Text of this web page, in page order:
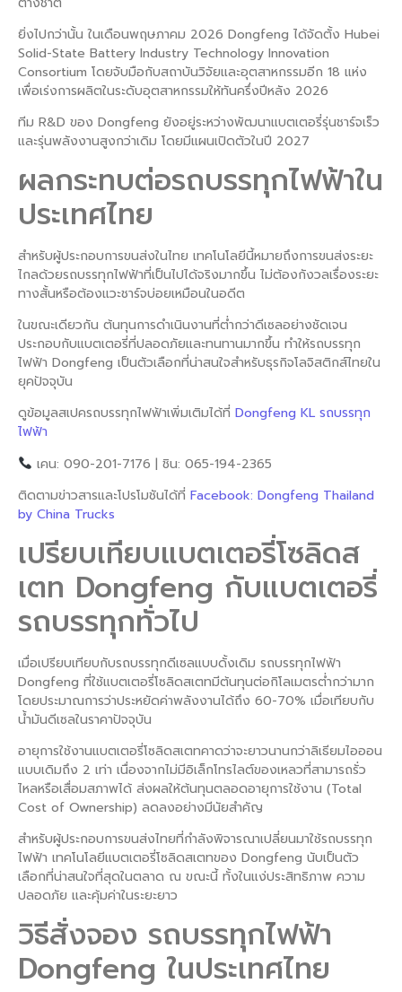
ยิ่งไปกว่านั้น ในเดือนพฤษภาคม 2026 Dongfeng ได้จัดตั้ง Hubei
Solid-State Battery Industry Technology Innovation
Consortium โดยจับมือกับสถาบันวิจัยและอุตสาหกรรมอีก 18 แห่ง
เพื่อเร่งการผลิตในระดับอุตสาหกรรมให้ทันครึ่งปีหลัง 2026
ทีม R&D ของ Dongfeng ยังอยู่ระหว่างพัฒนาแบตเตอรี่รุ่นชาร์จเร็ว
และรุ่นพลังงานสูงกว่าเดิม โดยมีแผนเปิดตัวในปี 2027
ผลกระทบต่อรถบรรทุกไฟฟ้าใน
ประเทศไทย
สำหรับผู้ประกอบการขนส่งในไทย เทคโนโลยีนี้หมายถึงการขนส่งระยะ
ไกลด้วยรถบรรทุกไฟฟ้าที่เป็นไปได้จริงมากขึ้น ไม่ต้องกังวลเรื่องระยะ
ทางสั้นหรือต้องแวะชาร์จบ่อยเหมือนในอดีต
ในขณะเดียวกัน ต้นทุนการดำเนินงานที่ต่ำกว่าดีเซลอย่างชัดเจน
ประกอบกับแบตเตอรี่ที่ปลอดภัยและทนทานมากขึ้น ทำให้รถบรรทุก
ไฟฟ้า Dongfeng เป็นตัวเลือกที่น่าสนใจสำหรับธุรกิจโลจิสติกส์ไทยใน
ยุคปัจจุบัน
ดูข้อมูลสเปครถบรรทุกไฟฟ้าเพิ่มเติมได้ที่ Dongfeng KL รถบรรทุก
ไฟฟ้า
เคน: 090-201-7176 | ชิน: 065-194-2365
ติดตามข่าวสารและโปรโมชันได้ที่ Facebook: Dongfeng Thailand
by China Trucks
เปรียบเทียบแบตเตอรี่โซลิดส
เตท Dongfeng กับแบตเตอรี่
รถบรรทุกทั่วไป
เมื่อเปรียบเทียบกับรถบรรทุกดีเซลแบบดั้งเดิม รถบรรทุกไฟฟ้า
Dongfeng ที่ใช้แบตเตอรี่โซลิดสเตทมีต้นทุนต่อกิโลเมตรต่ำกว่ามาก
โดยประมาณการว่าประหยัดค่าพลังงานได้ถึง 60-70% เมื่อเทียบกับ
น้ำมันดีเซลในราคาปัจจุบัน
อายุการใช้งานแบตเตอรี่โซลิดสเตทคาดว่าจะยาวนานกว่าลิเธียมไอออน
แบบเดิมถึง 2 เท่า เนื่องจากไม่มีอิเล็กโทรไลต์ของเหลวที่สามารถรั่ว
ไหลหรือเสื่อมสภาพได้ ส่งผลให้ต้นทุนตลอดอายุการใช้งาน (Total
Cost of Ownership) ลดลงอย่างมีนัยสำคัญ
สำหรับผู้ประกอบการขนส่งไทยที่กำลังพิจารณาเปลี่ยนมาใช้รถบรรทุก
ไฟฟ้า เทคโนโลยีแบตเตอรี่โซลิดสเตทของ Dongfeng นับเป็นตัว
เลือกที่น่าสนใจที่สุดในตลาด ณ ขณะนี้ ทั้งในแง่ประสิทธิภาพ ความ
ปลอดภัย และคุ้มค่าในระยะยาว
วิธีสั่งจอง รถบรรทุกไฟฟ้า
Dongfeng ในประเทศไทย